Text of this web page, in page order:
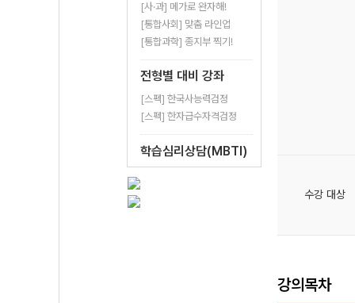
[사·과] 메가로 완자해!
[통합사회] 맞춤 라인업
[통합과학] 종지부 찍기!
전형별 대비 강좌
[스펙] 한국사능력검정
[스펙] 한자급수자격검정
학습심리상담(MBTI)
수강 대상
강의목차